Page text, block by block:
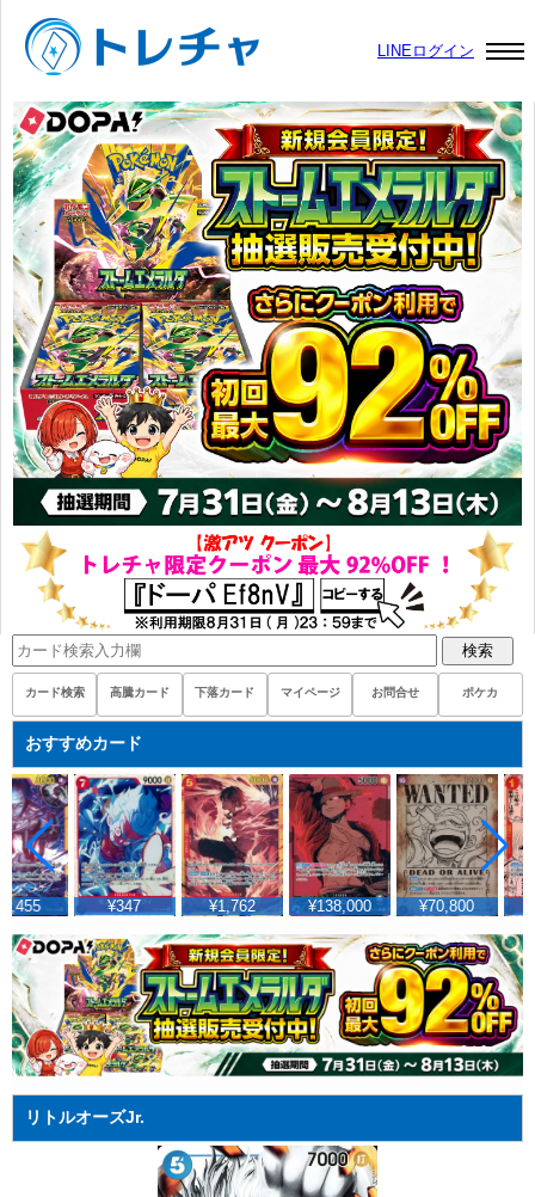
LINEログイン
検索
カード検索 高騰カード 下落カード マイページ お問合せ ポケカ
おすすめカード
¥347 ¥1,762 ¥138,000 ¥70,800
リトルオーズJr.